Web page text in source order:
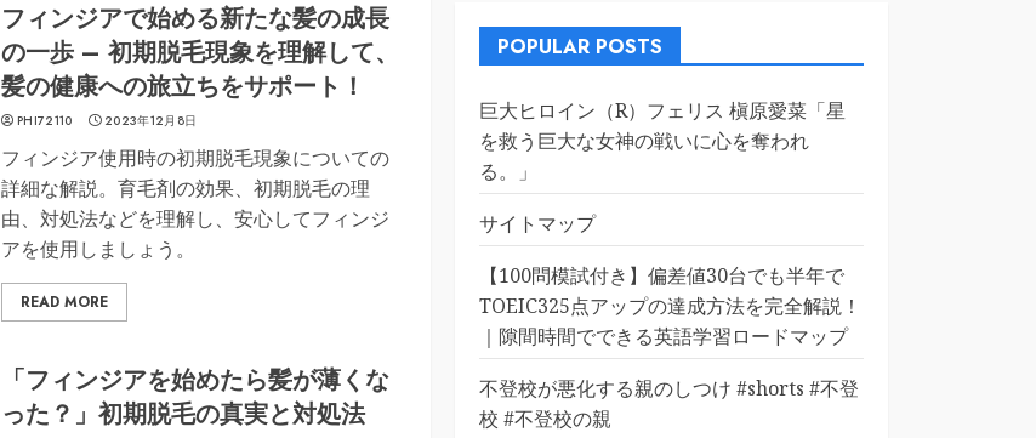
フィンジアで始める新たな髪の成長
の一歩 – 初期脱毛現象を理解して、
髪の健康への旅立ちをサポート！
PHI72110 2023年12月8日
フィンジア使用時の初期脱毛現象についての
詳細な解説。育毛剤の効果、初期脱毛の理
由、対処法などを理解し、安心してフィンジ
アを使用しましょう。
READ MORE
「フィンジアを始めたら髪が薄くな
った？」初期脱毛の真実と対処法
POPULAR POSTS
巨大ヒロイン（R）フェリス 槇原愛菜「星
を救う巨大な女神の戦いに心を奪われ
る。」
サイトマップ
【100問模試付き】偏差値30台でも半年で
TOEIC325点アップの達成方法を完全解説！
｜隙間時間でできる英語学習ロードマップ
不登校が悪化する親のしつけ #shorts #不登
校 #不登校の親